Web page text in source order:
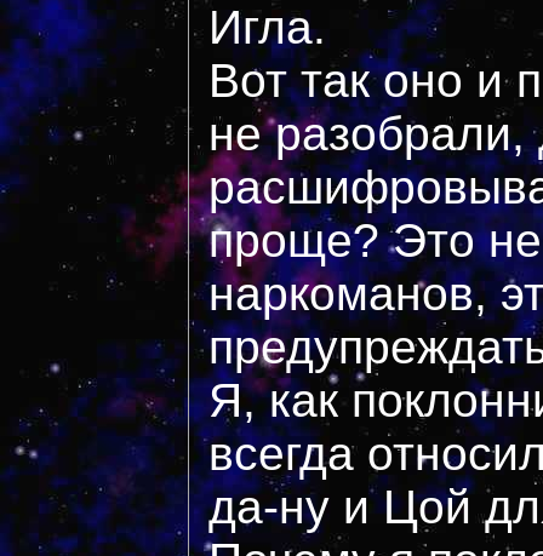
Игла.
Вот так оно и
не
проще? Это
наркоманов,
Я, как
всегда
да-ну и Цой